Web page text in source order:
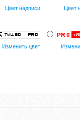
Цвет надписи Цвет
Изменить цвет